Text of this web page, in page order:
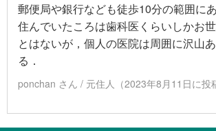
郵便局や銀行なども徒歩10分の範囲に
住んでいたころは歯科医くらいしかお
とはないが，個人の医院は周囲に沢山
る．
ponchan さん / 元住人（2023年8月11日に投